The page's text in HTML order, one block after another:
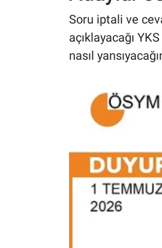
Soru iptali ve
açıklayacağı
nasıl